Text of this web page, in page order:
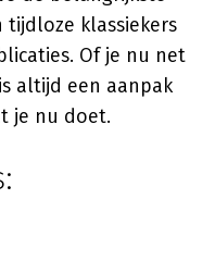
tijdloze klassiekers
Of je nu net
altijd een aanpak
je nu doet.